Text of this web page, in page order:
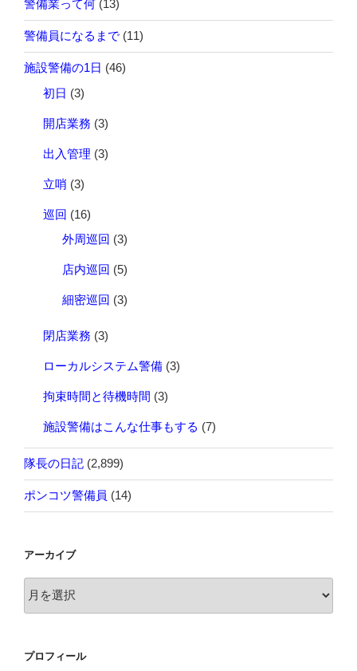
警備業って何 (13)
警備員になるまで (11)
施設警備の1日 (46)
初日 (3)
開店業務 (3)
出入管理 (3)
立哨 (3)
巡回 (16)
外周巡回 (3)
店内巡回 (5)
細密巡回 (3)
閉店業務 (3)
ローカルシステム警備 (3)
拘束時間と待機時間 (3)
施設警備はこんな仕事もする (7)
隊長の日記 (2,899)
ポンコツ警備員 (14)
アーカイブ
ー
ブ
プロフィール